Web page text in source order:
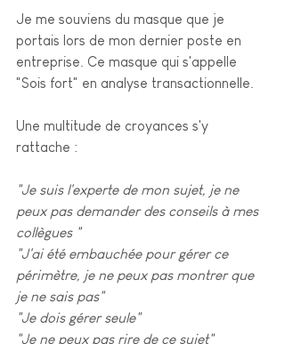
Je me souviens du masque que je
portais lors de mon dernier poste en
entreprise. Ce masque qui s'appelle
"Sois fort" en analyse transactionnelle.
Une multitude de croyances s'y
rattache :
"Je suis l'experte de mon sujet, je ne
peux pas demander des conseils à mes
collègues "
"J'ai été embauchée pour gérer ce
périmètre, je ne peux pas montrer que
je ne sais pas"
"Je dois gérer seule"
"Je ne peux pas rire de ce sujet"